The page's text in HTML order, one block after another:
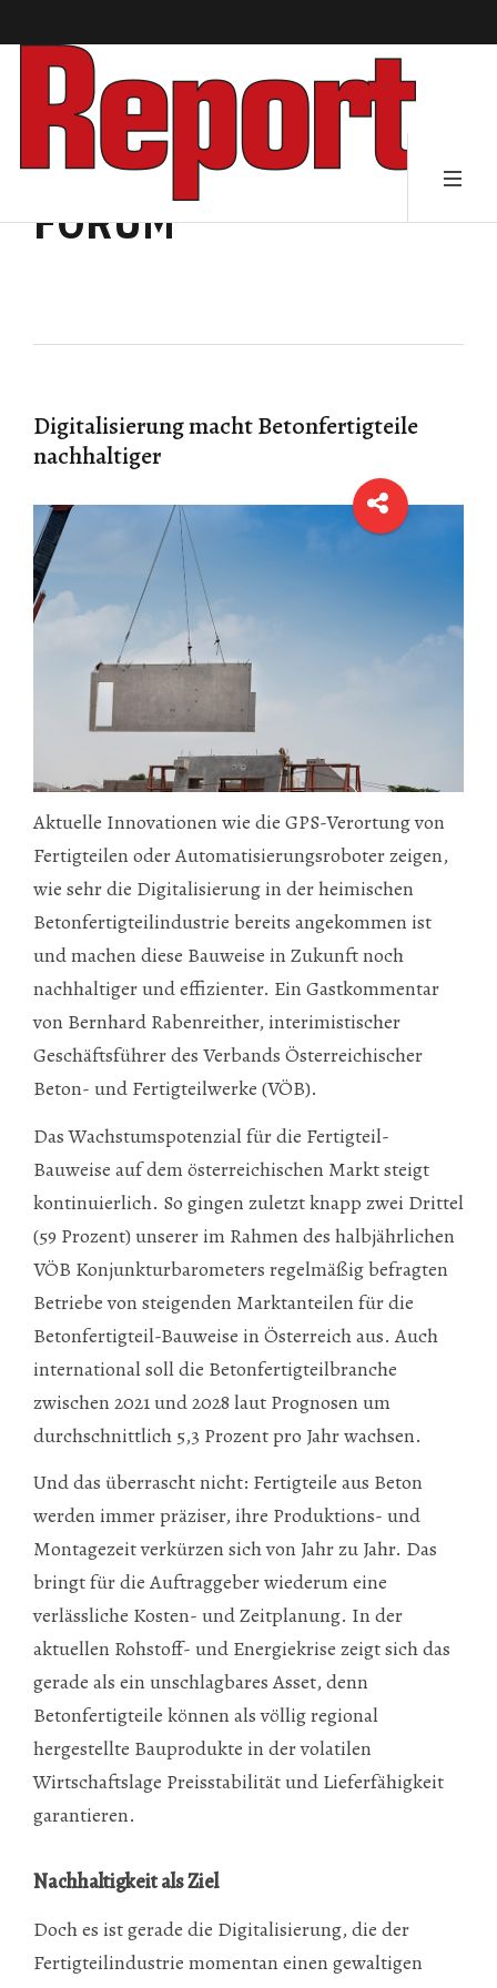
FORUM
Digitalisierung macht Betonfertigteile
nachhaltiger
Aktuelle Innovationen wie die GPS-Verortung von
Fertigteilen oder Automatisierungsroboter zeigen,
wie sehr die Digitalisierung in der heimischen
Betonfertigteilindustrie bereits angekommen ist
und machen diese Bauweise in Zukunft noch
nachhaltiger und effizienter. Ein Gastkommentar
von Bernhard Rabenreither, interimistischer
Geschäftsführer des Verbands Österreichischer
Beton- und Fertigteilwerke (VÖB).
Das Wachstumspotenzial für die Fertigteil-
Bauweise auf dem österreichischen Markt steigt
kontinuierlich. So gingen zuletzt knapp zwei Drittel
(59 Prozent) unserer im Rahmen des halbjährlichen
VÖB Konjunkturbarometers regelmäßig befragten
Betriebe von steigenden Marktanteilen für die
Betonfertigteil-Bauweise in Österreich aus. Auch
international soll die Betonfertigteilbranche
zwischen 2021 und 2028 laut Prognosen um
durchschnittlich 5,3 Prozent pro Jahr wachsen.
Und das überrascht nicht: Fertigteile aus Beton
werden immer präziser, ihre Produktions- und
Montagezeit verkürzen sich von Jahr zu Jahr. Das
bringt für die Auftraggeber wiederum eine
verlässliche Kosten- und Zeitplanung. In der
aktuellen Rohstoff- und Energiekrise zeigt sich das
gerade als ein unschlagbares Asset, denn
Betonfertigteile können als völlig regional
hergestellte Bauprodukte in der volatilen
Wirtschaftslage Preisstabilität und Lieferfähigkeit
garantieren.
Nachhaltigkeit als Ziel
Doch es ist gerade die Digitalisierung, die der
Fertigteilindustrie momentan einen gewaltigen